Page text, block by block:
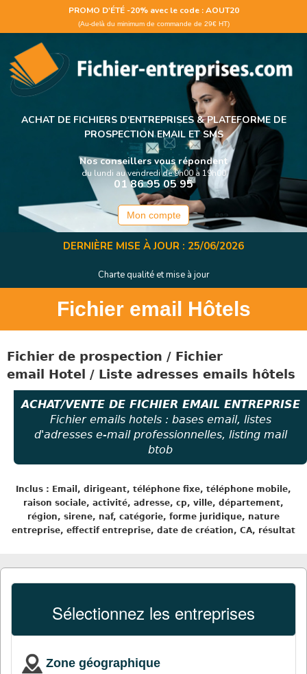
Panneau de gestion des cookies
PROMO D'ÉTÉ -20% avec le code : AOUT20
(Au-delà du minimum de commande de 29€ HT)
ACHAT DE FICHIERS D'ENTREPRISES &PLATEFORME DE
PROSPECTION EMAIL ET SMS
Nos conseillers vous répondent
du lundi au vendredi de 9h00 à 19h00
01 86 95 05 95
Mon compte
DERNIÈRE MISE À JOUR : 25/06/2026
Charte qualité et mise à jour
Fichier email Hôtels
Fichier de prospection / Fichier
email Hotel / Liste adresses emails hôtels
ACHAT/VENTE DE FICHIER EMAIL ENTREPRISE
Fichier emails hotels : bases email, listes
d'adresses e-mail professionnelles, listing mail
btob
Inclus : Email, dirigeant, téléphone fixe, téléphone mobile,
raison sociale, activité, adresse, cp, ville, département,
région, sirene, naf, catégorie, forme juridique, nature
entreprise, effectif entreprise, date de création, CA, résultat